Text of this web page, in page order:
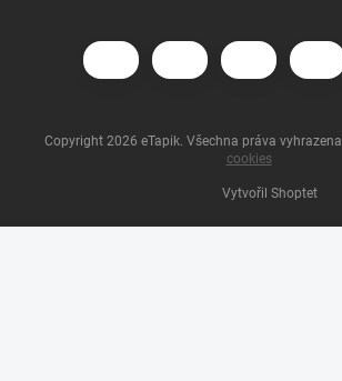
Vytvořil Shoptet
Copyright 2026 eTapik. Všechna práva vyhrazena.
cookies